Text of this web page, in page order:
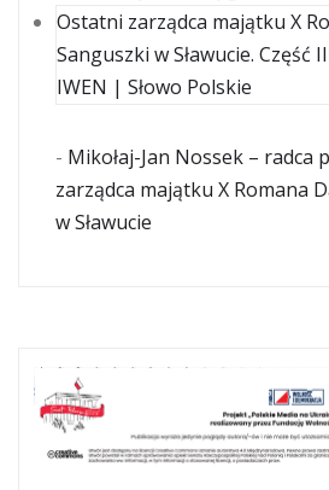
Ostatni zarządca majątku X
Sanguszki w Sławucie. Część
IWEN | Słowo Polskie
- Mikołaj-Jan Nossek – radca
zarządca majątku X Romana
w Sławucie